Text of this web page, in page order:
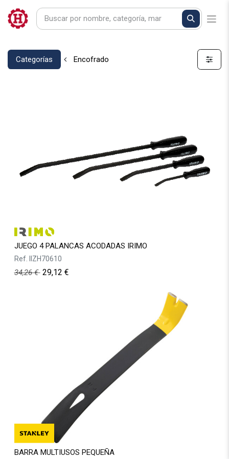
Categorías Encofrado
JUEGO 4 PALANCAS ACODADAS IRIMO
Ref. IIZH70610
34,26€ 29,12 €
BARRA MULTIUSOS PEQUEÑA